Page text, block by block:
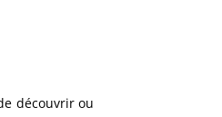
découvrir ou